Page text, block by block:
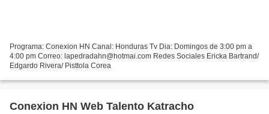
Programa: Conexion HN Canal: Honduras Tv Dia: Domingos de 3:00 pm a
4:00 pm Correo: lapedradahn@hotmai.com Redes Sociales Ericka Bartrand/
Edgardo Rivera/ Pisttola Corea
Conexion HN Web Talento Katracho